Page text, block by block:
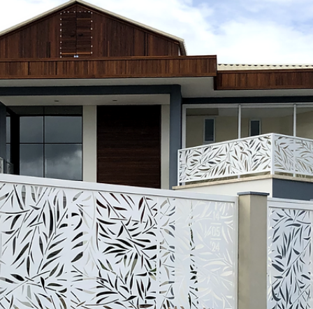
hsprecisao
3 de dez. de 2021
2 min de leitura
HS PRECISÃO - CASACOR